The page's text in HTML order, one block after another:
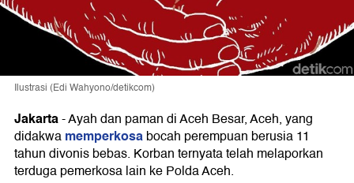
Ilustrasi (Edi Wahyono/detikcom)
Jakarta-Ayah dan paman di Aceh Besar, Aceh, yang
didakwamemperkosabocah perempuan berusia 11
tahun divonis bebas. Korban ternyata telah melaporkan
terduga pemerkosa lain ke Polda Aceh.